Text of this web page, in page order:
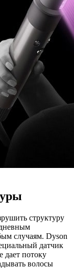
структуру
случаям. Dyson
датчик
дает потоку
волосы